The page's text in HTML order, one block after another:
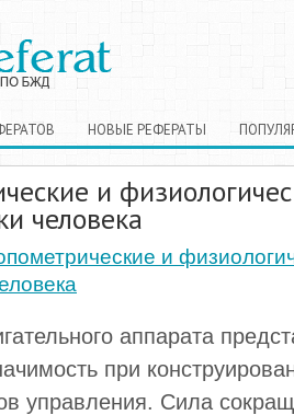
НОВЫЕ РЕФЕРАТЫ
и
человека
и
аппарата
при
управления. Сила